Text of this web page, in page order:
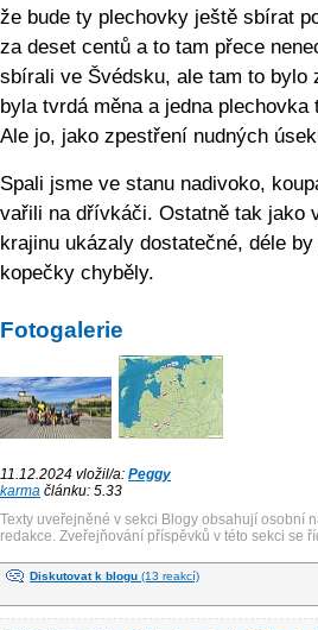
že bude ty plechovky ještě sbírat
za deset centů a to tam přece
sbírali ve Švédsku, ale tam to bylo
byla tvrdá měna a jedna
Ale jo, jako zpestření nudných
Spali jsme ve stanu nadivoko,
vařili na dřívkáči. Ostatně tak jako
krajinu ukázaly dostatečné, déle
kopečky chyběly.
Fotogalerie
11.12.2024 vložil/a: Peggy
karma článku: 5.33
Texty uveřejněné v sekci Blogy obsahují osobní
redakce. Zveřejňování příspěvků v této sekci se
Diskutovat k blogu (13 reakcí)